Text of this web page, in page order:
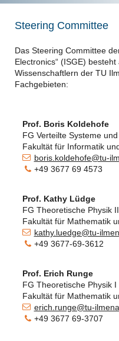
Steering Committee
Das Steering Committee
Electronics“ (ISGE)
Wissenschaftlern der TU
Fachgebieten:
Prof. Boris Koldehofe
FG Verteilte Systeme
Fakultät für Informatik
boris.koldehofe@tu-
+49 3677 69 4573
Prof. Kathy Lüdge
FG Theoretische Physik II
Fakultät für Mathematik
kathy.luedge@tu-
+49 3677-69-3612
Prof. Erich Runge
FG Theoretische Physik I
Fakultät für Mathematik
erich.runge@tu-
+49 3677 69-3707